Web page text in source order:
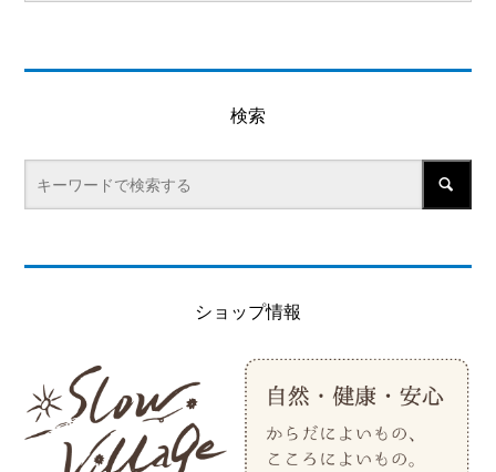
検索
ショップ情報